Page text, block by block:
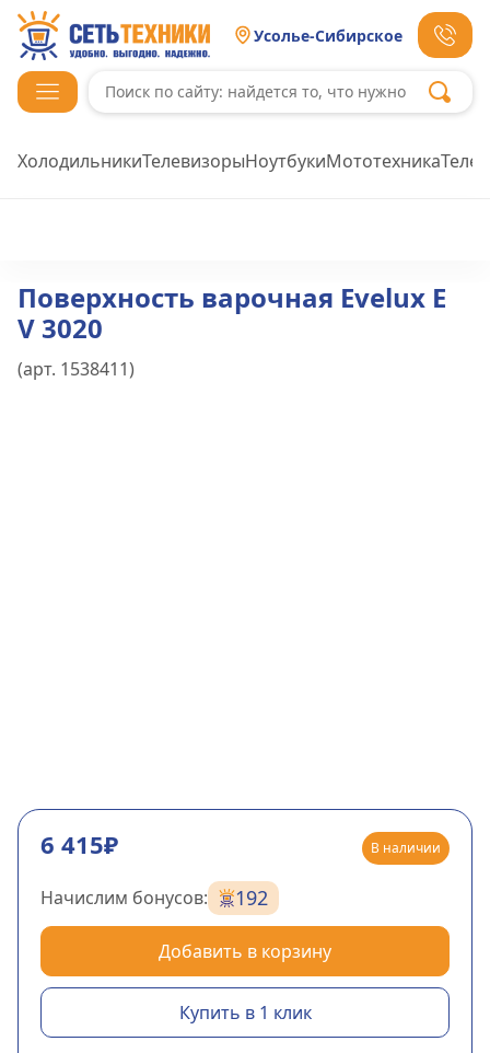
Усолье-Сибирское
ХолодильникиТелевизорыНоутбукиМототехника
Поверхность варочная Evelux E
V 3020
(арт. 1538411)
6 415₽ В наличии
Начислим бонусов: 192
Добавить в корзину
Купить в 1 клик